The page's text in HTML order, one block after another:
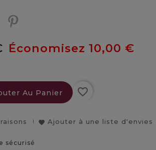
Économisez 10,00 €
Au Panier favorite_border
favorite Ajouter à une liste d'envies
sécurisé